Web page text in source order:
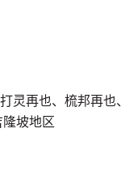
灵再也、梳邦再
坡地区